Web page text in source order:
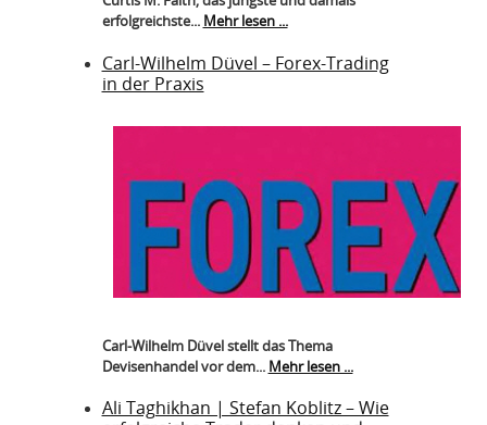
erfolgreichste... Mehr lesen ...
Carl-Wilhelm Düvel – Forex-Trading
in der Praxis
Carl-Wilhelm Düvel stellt das Thema
Devisenhandel vor dem... Mehr lesen ...
Ali Taghikhan | Stefan Koblitz – Wie